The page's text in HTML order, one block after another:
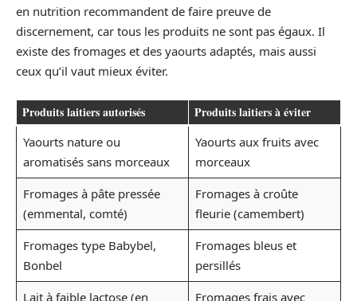
en nutrition recommandent de faire preuve de
discernement, car tous les produits ne sont pas égaux. Il
existe des fromages et des yaourts adaptés, mais aussi
ceux qu’il vaut mieux éviter.
Produits laitiers autorisés Produits laitiers à éviter
Yaourts nature ou
aromatisés sans morceaux
Yaourts aux fruits avec
morceaux
Fromages à pâte pressée
(emmental, comté)
Fromages à croûte
fleurie (camembert)
Fromages type Babybel,
Bonbel
Fromages bleus et
persillés
Lait à faible lactose (en
Fromages frais avec